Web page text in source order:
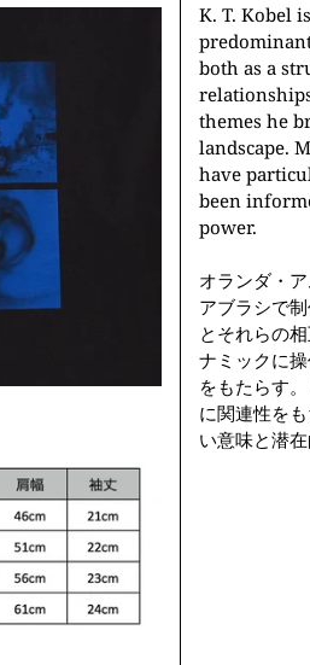
K. T. Kobel
both as a
themes he
landscape.
have
been
power.
オランダ・
アブラシで
とそれらの
ナミックに
をもたらす
に関連性を
い意味と潜